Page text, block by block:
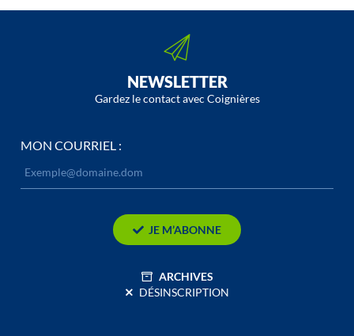
NEWSLETTER
Gardez le contact avec Coignières
MON COURRIEL :
JE M’ABONNE
ARCHIVES
DÉSINSCRIPTION